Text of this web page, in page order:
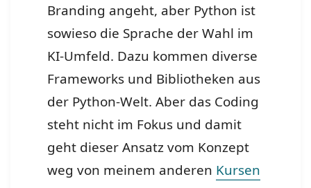
Branding angeht, aber Python ist
sowieso die Sprache der Wahl im
KI-Umfeld. Dazu kommen diverse
Frameworks und Bibliotheken aus
der Python-Welt. Aber das Coding
steht nicht im Fokus und damit
geht dieser Ansatz vom Konzept
weg von meinem anderen Kursen